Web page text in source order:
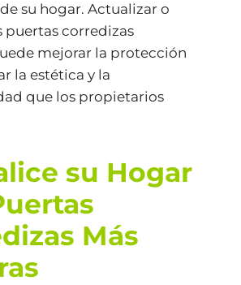
su hogar. Actualizar o
puertas corredizas
mejorar la protección
la estética y la
que los propietarios
su Hogar
Más